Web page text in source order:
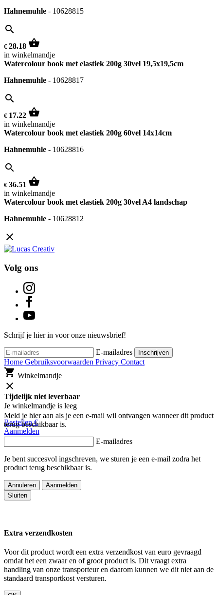
Hahnemuhle - 10628815
search
€ 28.18 shopping_basket
in winkelmandje
Watercolour book met elastiek 200g 30vel 19,5x19,5cm
Hahnemuhle - 10628817
search
€ 17.22 shopping_basket
in winkelmandje
Watercolour book met elastiek 200g 60vel 14x14cm
Hahnemuhle - 10628816
search
€ 36.51 shopping_basket
in winkelmandje
Watercolour book met elastiek 200g 30vel A4 landschap
Hahnemuhle - 10628812
close
Volg ons
Schrijf je hier in voor onze nieuwsbrief!
E-mailadres Inschrijven
Home Gebruiksvoorwaarden Privacy Contact
shopping_cart Winkelmandje
close
Je winkelmandje is leeg
Bestellen€
Aanmelden
Tijdelijk niet leverbaar
Meld je hier aan als je een e-mail wil ontvangen wanneer dit product
terug beschikbaar is.
E-mailadres
Je bent succesvol ingschreven, we sturen je een e-mail zodra het
product terug beschikbaar is.
Annuleren
Aanmelden
Sluiten
Extra verzendkosten
Voor dit product wordt een extra verzendkost van euro gevraagd
omdat het een zwaar en of groot product is. Dit vraagt extra
handling van onze transporteur en daarom kunnen we dit niet aan de
standaard transportkost versturen.